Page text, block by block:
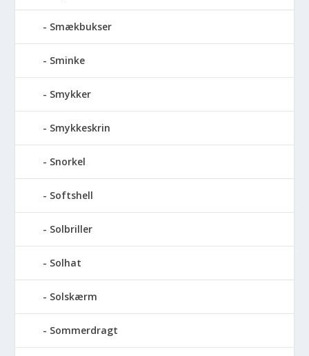
Smækbukser
Sminke
Smykker
Smykkeskrin
Snorkel
Softshell
Solbriller
Solhat
Solskærm
Sommerdragt